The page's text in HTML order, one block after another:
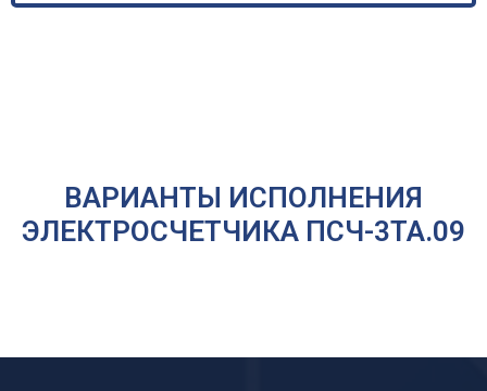
ВАРИАНТЫ ИСПОЛНЕНИЯ
ЭЛЕКТРОСЧЕТЧИКА ПСЧ-3ТА.09